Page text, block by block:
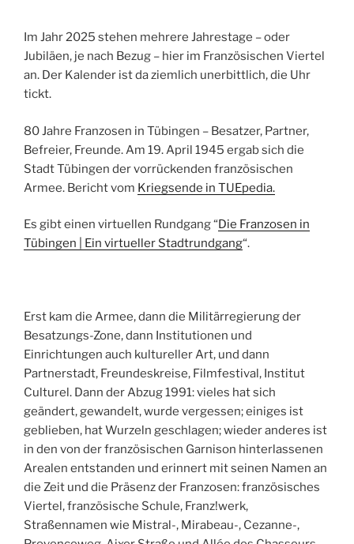
Im Jahr 2025 stehen mehrere Jahrestage – oder
Jubiläen, je nach Bezug – hier im Französischen Viertel
an. Der Kalender ist da ziemlich unerbittlich, die Uhr
tickt.
80 Jahre Franzosen in Tübingen – Besatzer, Partner,
Befreier, Freunde. Am 19. April 1945 ergab sich die
Stadt Tübingen der vorrückenden französischen
Armee. Bericht vom Kriegsende in TUEpedia.
Es gibt einen virtuellen Rundgang “Die Franzosen in
Tübingen | Ein virtueller Stadtrundgang“.
Erst kam die Armee, dann die Militärregierung der
Besatzungs-Zone, dann Institutionen und
Einrichtungen auch kultureller Art, und dann
Partnerstadt, Freundeskreise, Filmfestival, Institut
Culturel. Dann der Abzug 1991: vieles hat sich
geändert, gewandelt, wurde vergessen; einiges ist
geblieben, hat Wurzeln geschlagen; wieder anderes ist
in den von der französischen Garnison hinterlassenen
Arealen entstanden und erinnert mit seinen Namen an
die Zeit und die Präsenz der Franzosen: französisches
Viertel, französische Schule, Franz!werk,
Straßennamen wie Mistral-, Mirabeau-, Cezanne-,